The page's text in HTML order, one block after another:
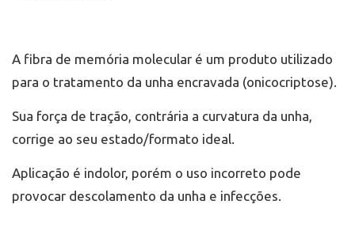
A fibra de memória molecular é um produto utilizado
para o tratamento da unha encravada (onicocriptose).
Sua força de tração, contrária a curvatura da unha,
corrige ao seu estado/formato ideal.
Aplicação é indolor, porém o uso incorreto pode
provocar descolamento da unha e infecções.